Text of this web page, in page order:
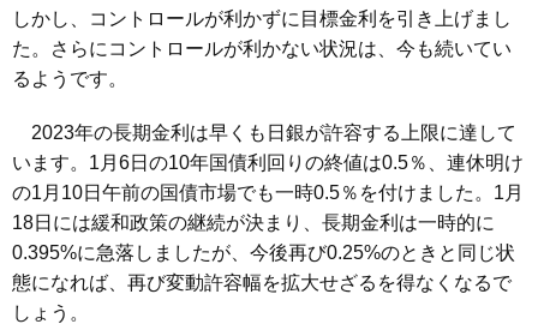
しかし、コントロールが利かずに目標金利を引き上げまし
た。さらにコントロールが利かない状況は、今も続いてい
るようです。
2023年の長期金利は早くも日銀が許容する上限に達して
います。1月6日の10年国債利回りの終値は0.5％、連休明け
の1月10日午前の国債市場でも一時0.5％を付けました。1月
18日には緩和政策の継続が決まり、長期金利は一時的に
0.395%に急落しましたが、今後再び0.25%のときと同じ状
態になれば、再び変動許容幅を拡大せざるを得なくなるで
しょう。